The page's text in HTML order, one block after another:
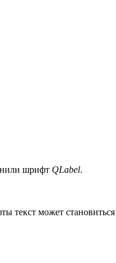
шрифт QLabel.
текст может